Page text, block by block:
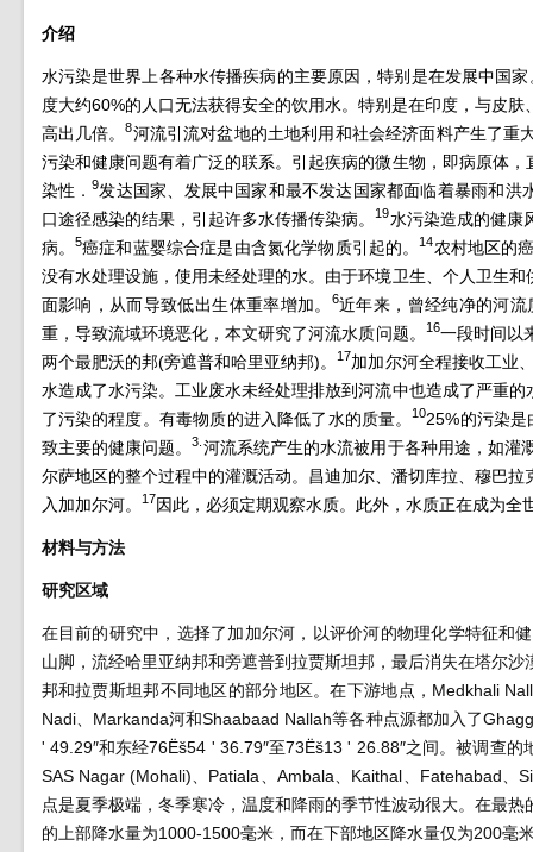
介绍
水污染是世界上各种水传播疾病的主要原因，特别是在发展中国
度大约60%的人口无法获得安全的饮用水。特别是在印度，与皮
高出几倍。8河流引流对盆地的土地利用和社会经济面料产生了
污染和健康问题有着广泛的联系。引起疾病的微生物，即病原体
染性 ．9发达国家、发展中国家和最不发达国家都面临着暴雨和洪
口途径感染的结果，引起许多水传播传染病。19水污染造成的健康
病。
5癌症和蓝婴综合症是由含氮化学物质引起的。14农村地区的
没有水处理设施，使用未经处理的水。由于环境卫生、个人卫生
面影响，从而导致低出生体重率增加。
6近年来，曾经纯净的河
重，导致流域环境恶化，本文研究了河流水质问题。
16一段时间以
两个最肥沃的邦(旁遮普和哈里亚纳邦)。17加加尔河全程接收工业
水造成了水污染。工业废水未经处理排放到河流中也造成了严重的
了污染的程度。有毒物质的进入降低了水的质量。1025%的污染
致主要的健康问题。3. 河流系统产生的水流被用于各种用途，如灌
尔萨地区的整个过程中的灌溉活动。昌迪加尔、潘切库拉、穆巴
入加加尔河。
17因此，必须定期观察水质。此外，水质正在成为全
材料与方法
研究区域
在目前的研究中，选择了加加尔河，以评价河的物理化学特征和
山脚，流经哈里亚纳邦和旁遮普到拉贾斯坦邦，最后消失在塔尔
邦和拉贾斯坦邦不同地区的部分地区。在下游地点，Medkhali
Nadi、Markanda河和Shaabaad Nallah等各种点源都加入了
' 49.29″和东经76Ëš54 ' 36.79″至73Ëš13 ' 26.88″之间。被调查
SAS Nagar (Mohali)、Patiala、Ambala、Kaithal、Fatehabad
点是夏季极端，冬季寒冷，温度和降雨的季节性波动很大。在最
的上部降水量为1000-1500毫米，而在下部地区降水量仅为200毫